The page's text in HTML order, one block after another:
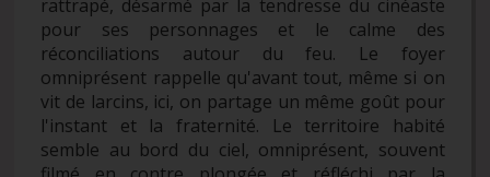
rattrapé, désarmé par la tendresse du cinéaste
pour ses personnages et le calme des
réconciliations autour du feu. Le foyer
omniprésent rappelle qu'avant tout, même si on
vit de larcins, ici, on partage un même goût pour
l'instant et la fraternité. Le territoire habité
semble au bord du ciel, omniprésent, souvent